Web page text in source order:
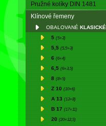
Pružné kolíky DIN 1481
Klínové řemeny
OBALOVANÉ KLASICKÉ
5 (5×3)
5,5 (5,5×3)
6 (6×4)
6,5 (6×3,5)
8 (8×5)
Z 10 (10×6)
A 13 (13×8)
B 17 (17×11)
20 (20×12,5)